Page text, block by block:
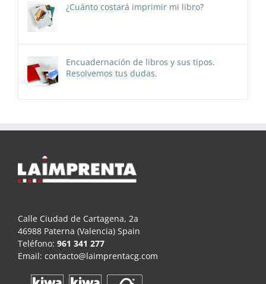
¿Cuánto costará imprimir mi libro?
Encuadernación de libros y sus tipos.
Resolvemos tus dudas.
Calle Ciudad de Cartagena, 2a
46988 Paterna (Valencia) Spain
Teléfono: 961 341 277
Email: contacto@laimprentacg.com